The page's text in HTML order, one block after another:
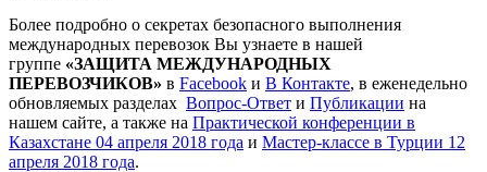
Более подробно о секретах безопасного выполнения
международных перевозок Вы узнаете в нашей
группе «ЗАЩИТА МЕЖДУНАРОДНЫХ
ПЕРЕВОЗЧИКОВ» в Facebook и В Контакте, в еженедельно
обновляемых разделах Вопрос-Ответ и Публикации на
нашем сайте, а также на Практической конференции в
Казахстане 04 апреля 2018 года и Мастер-классе в Турции 12
апреля 2018 года.